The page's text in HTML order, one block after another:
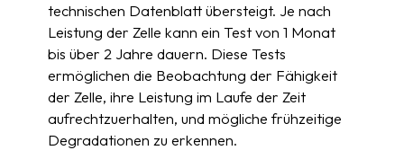
technischen Datenblatt übersteigt. Je nach
Leistung der Zelle kann ein Test von 1 Monat
bis über 2 Jahre dauern. Diese Tests
ermöglichen die Beobachtung der Fähigkeit
der Zelle, ihre Leistung im Laufe der Zeit
aufrechtzuerhalten, und mögliche frühzeitige
Degradationen zu erkennen.